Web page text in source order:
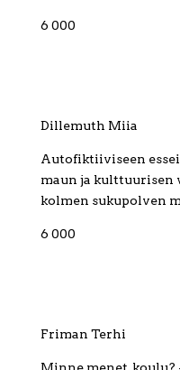
6 000
Dillemuth Miia
Autofiktiiviseen
maun ja kulttuurisen
kolmen sukupolven
6 000
Friman Terhi
Minne menet,